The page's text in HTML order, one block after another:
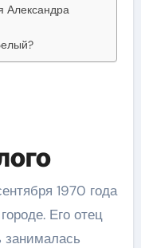
Александра
1970 года
Его отец